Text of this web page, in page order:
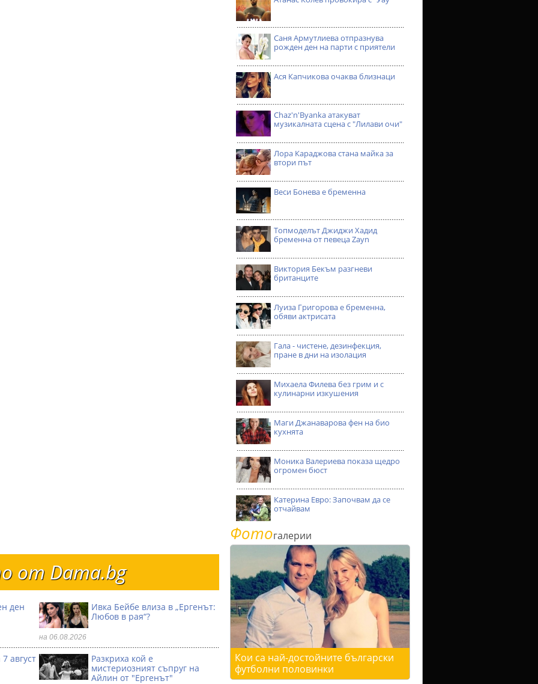
от Dama.bg
ден
Ивка Бейбе влиза в „Ергенът:
Любов в рая“?
на 06.08.2026
август
Разкриха кой е
мистериозният съпруг на
Айлин от "Ергенът"
Саня Армутлиева отпразнува
рожден ден на парти с приятели
Ася Капчикова очаква близнаци
Chaz'n'Byanka атакуват
музикалната сцена с "Лилави очи"
Лора Караджова стана майка за
втори път
Веси Бонева е бременна
Топмоделът Джиджи Хадид
бременна от певеца Zayn
Виктория Бекъм разгневи
британците
Луиза Григорова е бременна,
обяви актрисата
Гала - чистене, дезинфекция,
пране в дни на изолация
Михаела Филева без грим и с
кулинарни изкушения
Маги Джанаварова фен на био
кухнята
Моника Валериева показа щедро
огромен бюст
Катерина Евро: Започвам да се
отчайвам
Фотогалерии
Кои са най-достойните български
футболни половинки